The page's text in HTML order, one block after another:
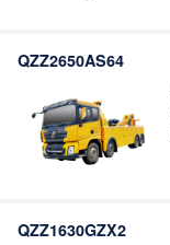
QZZ2650AS64
QZZ1630GZX2